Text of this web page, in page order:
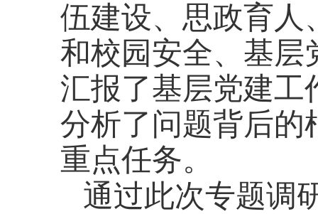
伍建设、思政育人
和校园安全、基层
汇报了基层党建工
分析了问题背后的
重点任务。
通过此次专题调